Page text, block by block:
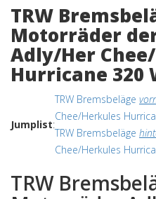
TRW
Motorräder
Adly/Her
Hurricane 320
Jumplist:
TRW Bremsbeläge
Chee/Herkules
TRW Bremsbeläge
Chee/Herkules
TRW